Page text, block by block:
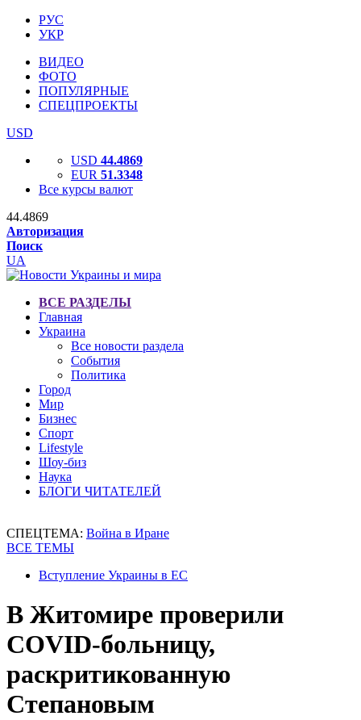
РУС
УКР
ВИДЕО
ФОТО
ПОПУЛЯРНЫЕ
СПЕЦПРОЕКТЫ
USD
USD 44.4869
EUR 51.3348
Все курсы валют
44.4869
Авторизация
Поиск
UA
ВСЕ РАЗДЕЛЫ
Главная
Украина
Все новости раздела
События
Политика
Город
Мир
Бизнес
Спорт
Lifestyle
Шоу-биз
Наука
БЛОГИ ЧИТАТЕЛЕЙ
СПЕЦТЕМА: Война в Иране
ВСЕ ТЕМЫ
Вступление Украины в ЕС
В Житомире проверили
COVID-больницу,
раскритикованную
Степановым